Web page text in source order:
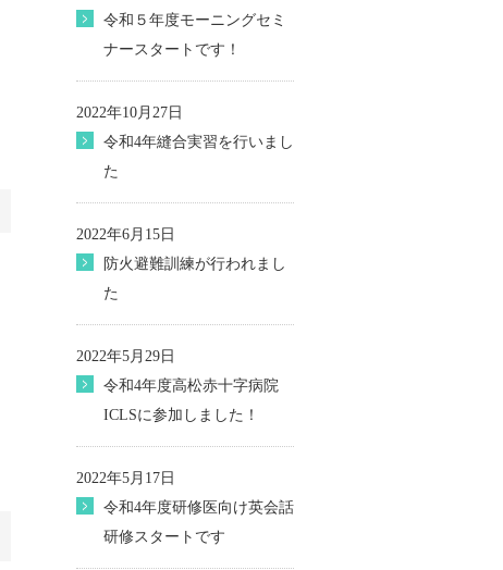
令和５年度モーニングセミ
ナースタートです！
2022年10月27日
令和4年縫合実習を行いまし
た
2022年6月15日
防火避難訓練が行われまし
た
2022年5月29日
令和4年度高松赤十字病院
ICLSに参加しました！
2022年5月17日
令和4年度研修医向け英会話
研修スタートです